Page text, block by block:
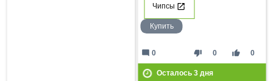
Чипсы
Купить
thumb_down 0 thumb_up 0
mode_comment 0
Осталось 3дня